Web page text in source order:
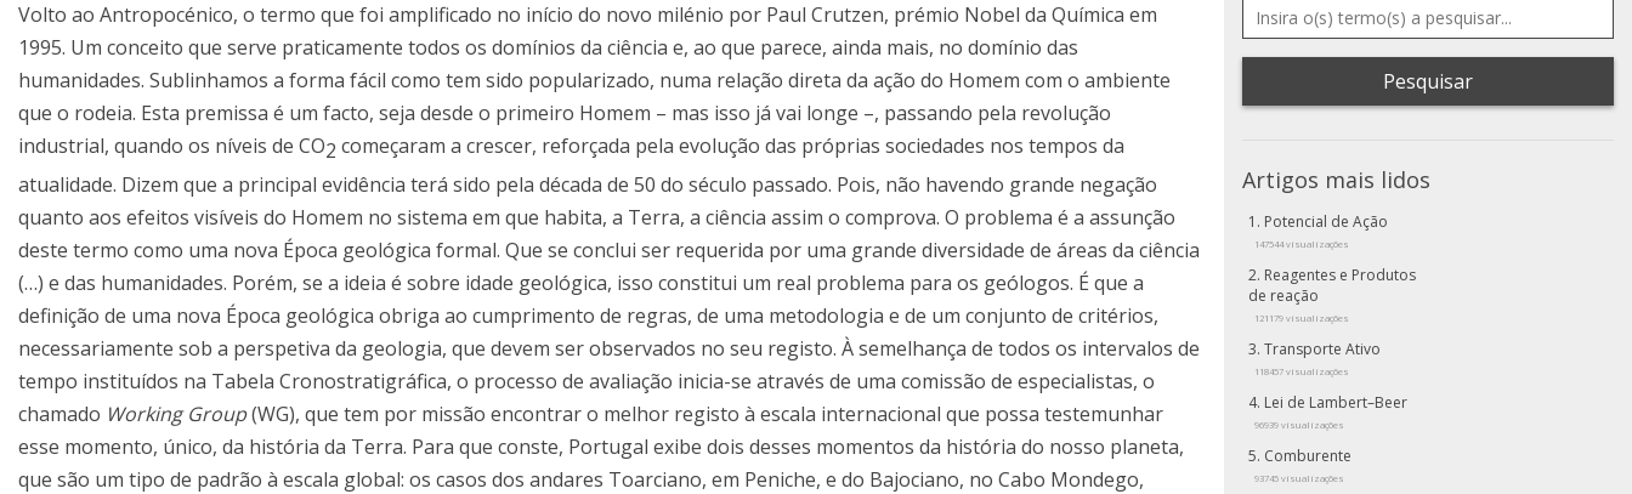
Volto ao Antropocénico, o termo que foi amplificado no início do novo milénio por Paul Crutzen, prémio Nobel da Química em
1995. Um conceito que serve praticamente todos os domínios da ciência e, ao que parece, ainda mais, no domínio das
humanidades. Sublinhamos a forma fácil como tem sido popularizado, numa relação direta da ação do Homem com o ambiente
que o rodeia. Esta premissa é um facto, seja desde o primeiro Homem – mas isso já vai longe –, passando pela revolução
industrial, quando os níveis de CO2 começaram a crescer, reforçada pela evolução das próprias sociedades nos tempos da
atualidade. Dizem que a principal evidência terá sido pela década de 50 do século passado. Pois, não havendo grande negação
quanto aos efeitos visíveis do Homem no sistema em que habita, a Terra, a ciência assim o comprova. O problema é a assunção
deste termo como uma nova Época geológica formal. Que se conclui ser requerida por uma grande diversidade de áreas da ciência
(…) e das humanidades. Porém, se a ideia é sobre idade geológica, isso constitui um real problema para os geólogos. É que a
definição de uma nova Época geológica obriga ao cumprimento de regras, de uma metodologia e de um conjunto de critérios,
necessariamente sob a perspetiva da geologia, que devem ser observados no seu registo. À semelhança de todos os intervalos de
tempo instituídos na Tabela Cronostratigráfica, o processo de avaliação inicia-se através de uma comissão de especialistas, o
chamado Working Group(WG), que tem por missão encontrar o melhor registo à escala internacional que possa testemunhar
esse momento, único, da história da Terra. Para que conste, Portugal exibe dois desses momentos da história do nosso planeta,
que são um tipo de padrão à escala global: os casos dos andares Toarciano, em Peniche, e do Bajociano, no Cabo Mondego,
Pesquisar
Artigos mais lidos
Potencial de Ação
147544 visualizações
Reagentes e Produtos
de reação
121179 visualizações
Transporte Ativo
118457 visualizações
Lei de Lambert–Beer
96939 visualizações
Comburente
93745 visualizações